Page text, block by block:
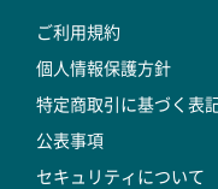
ご利用規約
個人情報保護方針
特定商取引に基づく表
公表事項
セキュリティについて